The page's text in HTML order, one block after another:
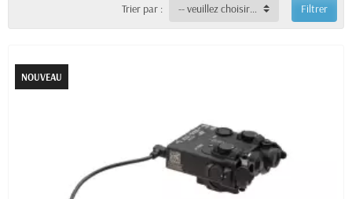
Trier par : -- veuillez choisir -- Filtrer
NOUVEAU